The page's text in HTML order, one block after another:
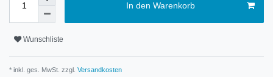
In den Warenkorb
Wunschliste
* inkl. ges. MwSt. zzgl. Versandkosten